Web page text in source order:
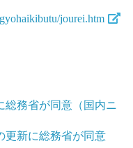
jourei.htm
総務省が同意（国内ニ
更新に総務省が同意